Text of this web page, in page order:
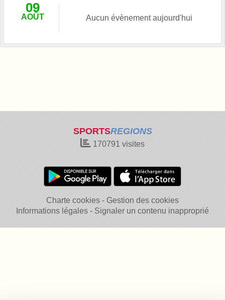
09
AOÛT Aucun évènement aujourd'hui
SPORTSREGIONS
170791 visites
Charte cookies
Gestion des cookies
Informations légales
Signaler un contenu inapproprié